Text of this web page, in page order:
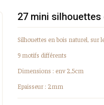
27 mini silhouettes
Silhouettes en bois naturel, sur
9 motifs différents
Dimensions : env 2,5cm
Epaisseur : 2mm